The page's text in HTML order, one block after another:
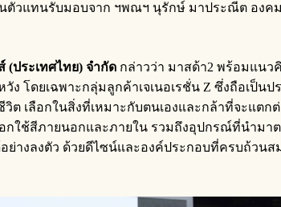
ตัวแทนรับมอบจาก ฯพณฯ นุรักษ์ มาประณีต อง
(ประเทศไทย) จำกัด กล่าวว่า มาสด้า2 พร้อมแนวคิ
ดยเฉพาะกลุ่มลูกค้าเจเนอเรชั่น Z ซึ่งถือเป็น
เลือกในสิ่งที่เหมาะกับตนเองและกล้าที่จะแต
กใช้สีภายนอกและภายใน รวมถึงอุปกรณ์ที่นำม
างลงตัว ด้วยดีไซน์และองค์ประกอบที่ครบถ้ว